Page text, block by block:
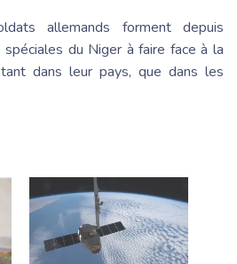
allemands forment depuis
spéciales du Niger à faire face à la
dans leur pays, que dans les